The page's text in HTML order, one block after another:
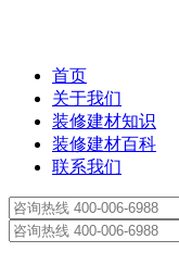
首页
关于我们
装修建材知识
装修建材百科
联系我们